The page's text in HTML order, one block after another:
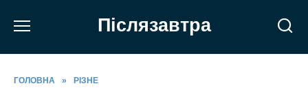
Післязавтра
ГОЛОВНА » РІЗНЕ